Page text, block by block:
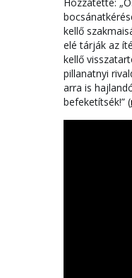
kellő
elé tárják az
kellő
pillanatnyi
arra is
befeketítsék!” (